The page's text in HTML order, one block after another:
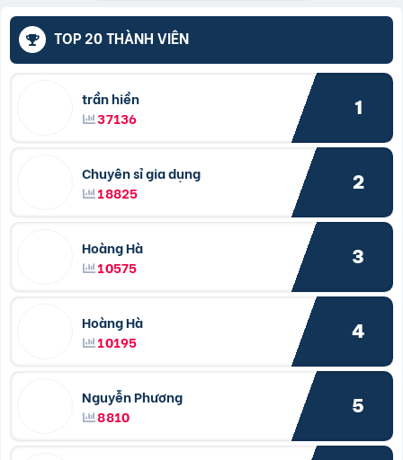
TOP 20 THÀNH VIÊN
trần hiền
37136
1
Chuyên sỉ gia dụng
18825
2
Hoàng Hà
10575
3
Hoàng Hà
10195
4
Nguyễn Phương
8810
5